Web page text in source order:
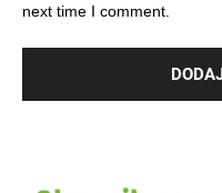
next time I comment.